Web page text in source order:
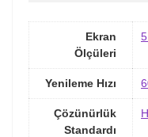
Ekran
Ölçüleri
Yenileme Hızı
Çözünürlük
Standardı